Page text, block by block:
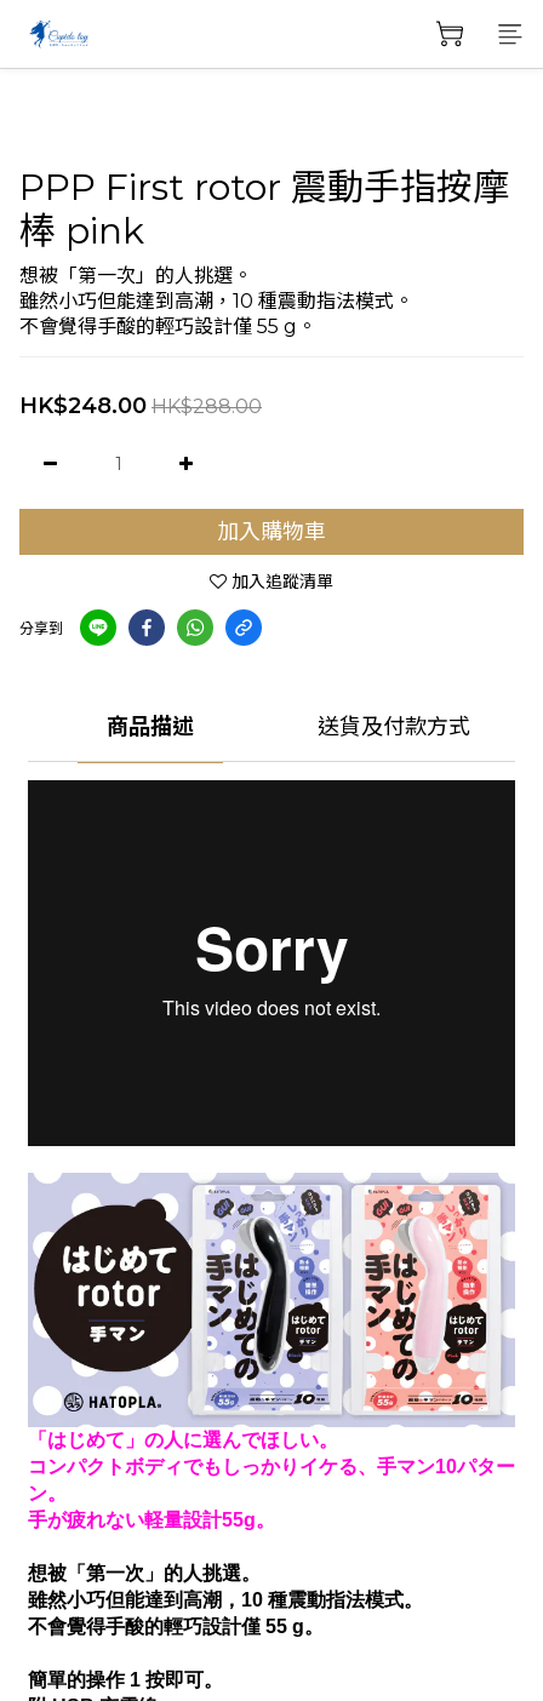
PPP First rotor 震動手指按摩
棒 pink
想被「第一次」的人挑選。
雖然小巧但能達到高潮，10 種震動指法模式。
不會覺得手酸的輕巧設計僅 55 g。
HK$248.00 HK$288.00
加入購物車
加入追蹤清單
分享到
商品描述 送貨及付款方式
「はじめて」の人に選んでほしい。
コンパクトボディでもしっかりイケる、手マン10パター
ン。
手が疲れない軽量設計55g。
想被「第一次」的人挑選。
雖然小巧但能達到高潮，10 種震動指法模式。
不會覺得手酸的輕巧設計僅 55 g。
簡單的操作 1 按即可。